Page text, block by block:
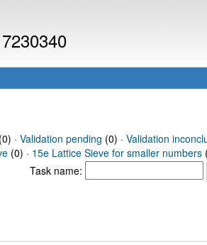
· Validation pending (0) · Validation
(0) · 15e Lattice Sieve for smaller numbers
Task name: